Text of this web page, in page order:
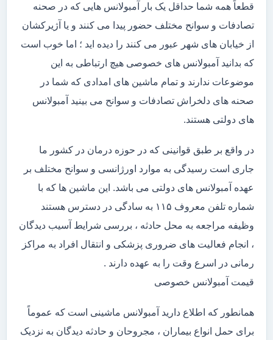
قطعاً همه شما حداقل یک بار آمبولانس هایی که در صحنه
تصادفات و سوانح مختلف حضور پیدا می کنند و یا آژیرکشان
از خیابان های شهر عبور می کنند را دیده اید ؛ اما خوب است
که بدانید آمبولانس های خصوصی هیچ ارتباطی به این
موضوعات ندارند و تمام ماشین های امدادی که شما در
صحنه های دلخراش تصادفات و سوانح می بینید آمبولانس
های دولتی هستند.
در واقع بر طبق قوانینی که در حوزه درمان در کشور ما
جاری است رسیدگی به موارد اورژانسی و سوانح مختلف بر
عهده آمبولانس های دولتی می باشد. این ماشین ها که با
شماره تلفن معروف ۱۱۵ به سادگی در دسترس هستند
وظیفه مراجعه به محل حادثه ، بررسی شرایط آسیب دیدگان
، انجام فعالیت های ضروری پزشکی و انتقال افراد به مراکز
رمانی در اسرع وقت را به عهده دارند .
قیمت آمبولانس خصوصی
همانطور که اطلاع دارید آمبولانس ماشینی است که عموماً
برای حمل انواع بیماران ، مجروحان و حادثه دیدگان به نزدیک